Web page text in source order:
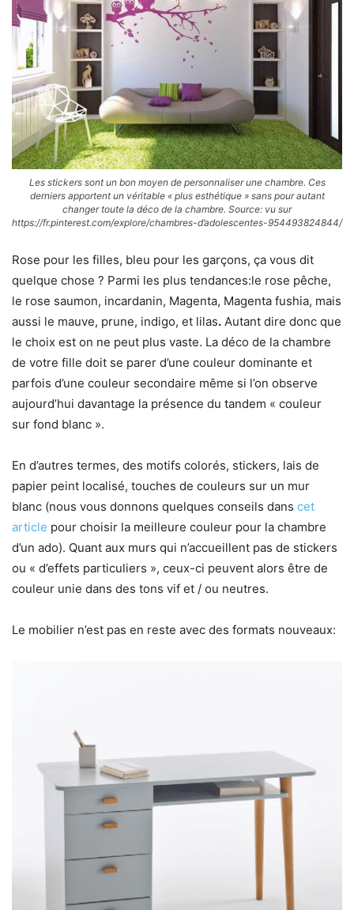
Les stickers sont un bon moyen de personnaliser une chambre. Ces
derniers apportent un véritable « plus esthétique » sans pour autant
changer toute la déco de la chambre. Source: vu sur
https://fr.pinterest.com/explore/chambres-d’adolescentes-954493824844/
Rose pour les filles, bleu pour les garçons, ça vous dit
quelque chose ? Parmi les plus tendances:le rose pêche,
le rose saumon, incardanin, Magenta, Magenta fushia, mais
aussi le mauve, prune, indigo, et lilas. Autant dire donc que
le choix est on ne peut plus vaste. La déco de la chambre
de votre fille doit se parer d’une couleur dominante et
parfois d’une couleur secondaire même si l’on observe
aujourd’hui davantage la présence du tandem « couleur
sur fond blanc ».
En d’autres termes, des motifs colorés, stickers, lais de
papier peint localisé, touches de couleurs sur un mur
blanc (nous vous donnons quelques conseils dans cet
article pour choisir la meilleure couleur pour la chambre
d’un ado). Quant aux murs qui n’accueillent pas de stickers
ou « d’effets particuliers », ceux-ci peuvent alors être de
couleur unie dans des tons vif et / ou neutres.
Le mobilier n’est pas en reste avec des formats nouveaux: